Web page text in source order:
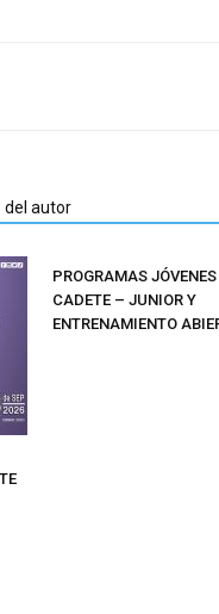
del autor
PROGRAMAS
CADETE – JUNIOR Y
ENTRENAMIENTO